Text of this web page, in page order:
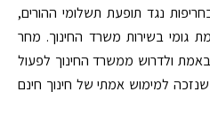
נגד תופעת תשלומי ההורים,
בשירות משרד החינוך. מחר
ולדרוש ממשרד החינוך לפעול
למימוש אמתי של חינוך חינם